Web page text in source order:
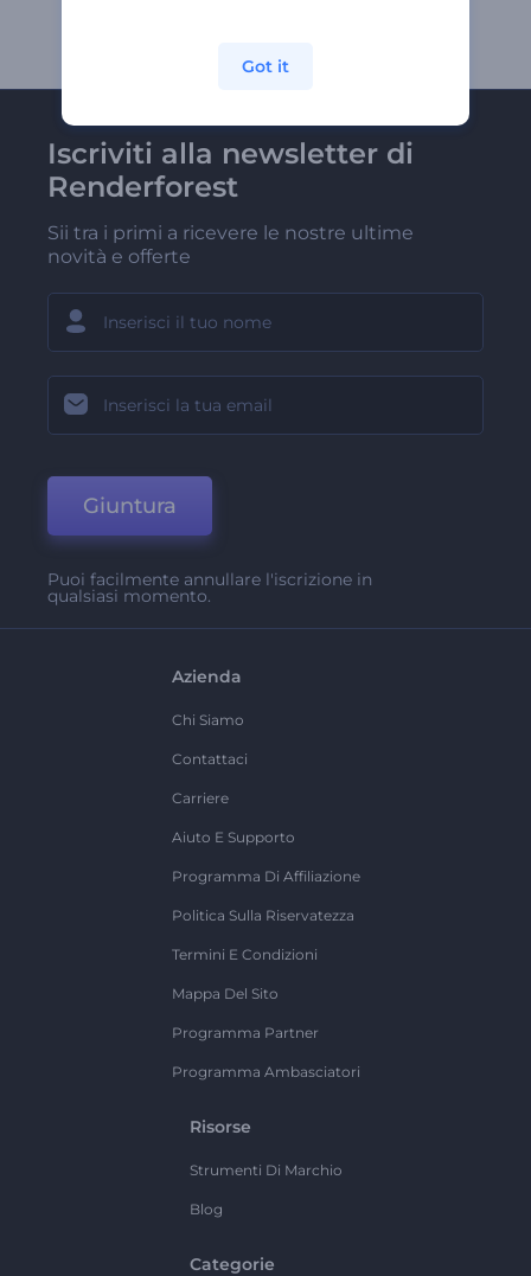
Iscriviti alla newsletter di
Renderforest
Sii tra i primi a ricevere le nostre ultime
novità e offerte
Giuntura
Puoi facilmente annullare l'iscrizione in
qualsiasi momento.
Azienda
Chi Siamo
Contattaci
Carriere
Aiuto E Supporto
Programma Di Affiliazione
Politica Sulla Riservatezza
Termini E Condizioni
Mappa Del Sito
Programma Partner
Programma Ambasciatori
Risorse
Strumenti Di Marchio
Blog
Categorie
Got it